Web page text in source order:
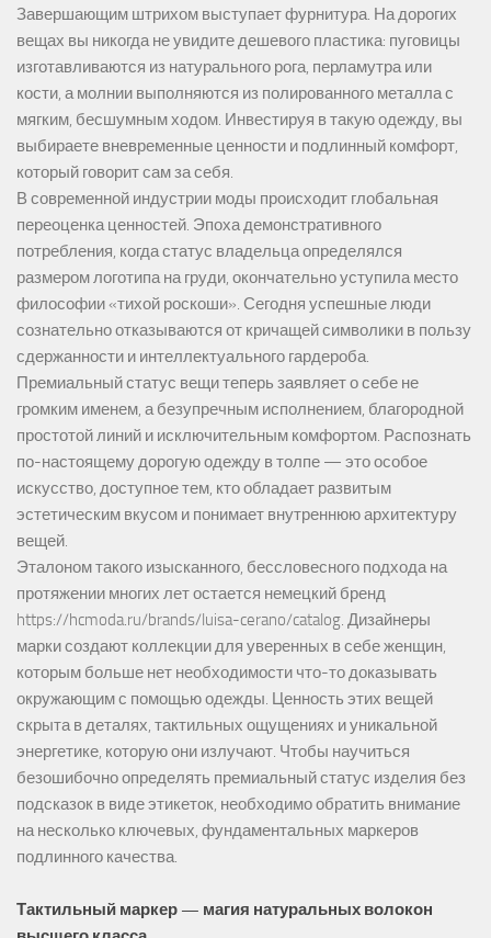
Завершающим штрихом выступает фурнитура. На дорогих
вещах вы никогда не увидите дешевого пластика: пуговицы
изготавливаются из натурального рога, перламутра или
кости, а молнии выполняются из полированного металла с
мягким, бесшумным ходом. Инвестируя в такую одежду, вы
выбираете вневременные ценности и подлинный комфорт,
который говорит сам за себя.
В современной индустрии моды происходит глобальная
переоценка ценностей. Эпоха демонстративного
потребления, когда статус владельца определялся
размером логотипа на груди, окончательно уступила место
философии «тихой роскоши». Сегодня успешные люди
сознательно отказываются от кричащей символики в пользу
сдержанности и интеллектуального гардероба.
Премиальный статус вещи теперь заявляет о себе не
громким именем, а безупречным исполнением, благородной
простотой линий и исключительным комфортом. Распознать
по-настоящему дорогую одежду в толпе — это особое
искусство, доступное тем, кто обладает развитым
эстетическим вкусом и понимает внутреннюю архитектуру
вещей.
Эталоном такого изысканного, бессловесного подхода на
протяжении многих лет остается немецкий бренд
https://hcmoda.ru/brands/luisa-cerano/catalog. Дизайнеры
марки создают коллекции для уверенных в себе женщин,
которым больше нет необходимости что-то доказывать
окружающим с помощью одежды. Ценность этих вещей
скрыта в деталях, тактильных ощущениях и уникальной
энергетике, которую они излучают. Чтобы научиться
безошибочно определять премиальный статус изделия без
подсказок в виде этикеток, необходимо обратить внимание
на несколько ключевых, фундаментальных маркеров
подлинного качества.
Тактильный маркер — магия натуральных волокон